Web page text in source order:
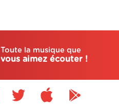
Toute la musique que
vous aimez écouter !